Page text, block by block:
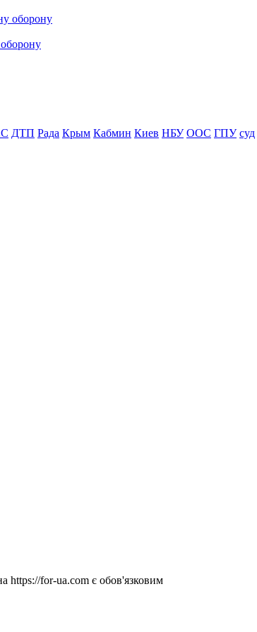
ДТП Рада Крым Кабмин Киев НБУ ООС ГПУ суд
https://for-ua.com є обов'язковим